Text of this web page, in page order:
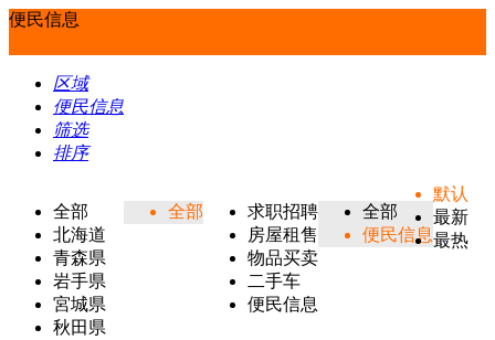
便民信息
区域
便民信息
筛选
排序
全部
北海道
青森県
岩手県
宮城県
秋田県
全部
求职招聘
房屋租售
物品买卖
二手车
便民信息
全部
便民信息
默认
最新
最热